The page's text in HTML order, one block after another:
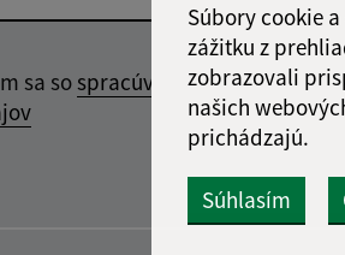
Súbory cookie
zážitku z
zobrazovali
našich
prichádzajú.
Súhlasím
sa sospracúvaním